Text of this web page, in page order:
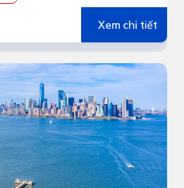
Xem chi tiết